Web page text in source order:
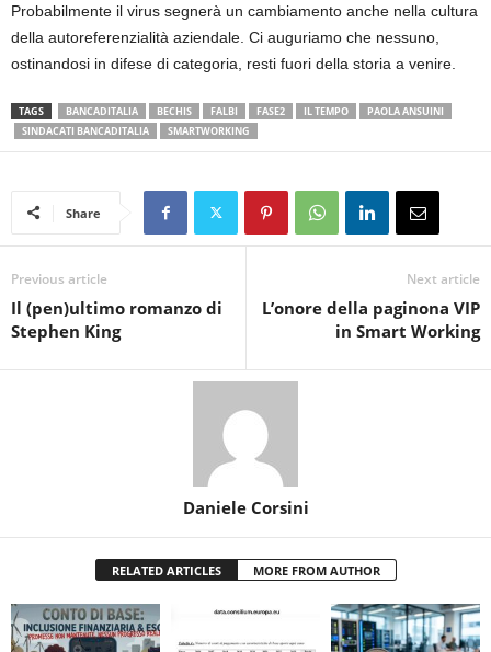
Probabilmente il virus segnerà un cambiamento anche nella cultura
della autoreferenzialità aziendale. Ci auguriamo che nessuno,
ostinandosi in difese di categoria, resti fuori della storia a venire.
TAGS BANCADITALIA BECHIS FALBI FASE2 IL TEMPO
PAOLA ANSUINI
SINDACATI BANCADITALIA
SMARTWORKING
Share
Previous article
Il (pen)ultimo romanzo di
Stephen King
Next article
L’onore della paginona VIP
in Smart Working
Daniele Corsini
RELATED ARTICLES MORE FROM AUTHOR